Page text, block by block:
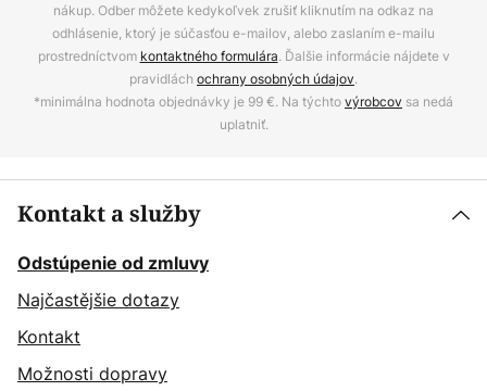
nákup. Odber môžete kedykoľvek zrušiť kliknutím na odkaz na
odhlásenie, ktorý je súčasťou e-mailov, alebo zaslaním e-mailu
prostredníctvom kontaktného formulára. Ďalšie informácie nájdete v
pravidlách ochrany osobných údajov.
*minimálna hodnota objednávky je 99 €. Na týchtovýrobcov sa nedá
uplatniť.
Kontakt a služby
Odstúpenie od zmluvy
Najčastějšie dotazy
Kontakt
Možnosti dopravy